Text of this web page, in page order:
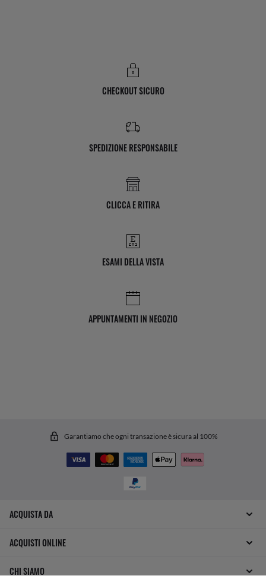
CHECKOUT SICURO
SPEDIZIONE RESPONSABILE
CLICCA E RITIRA
ESAMI DELLA VISTA
APPUNTAMENTI IN NEGOZIO
Garantiamo che ogni transazione è sicura al 100%
ACQUISTA DA
ACQUISTI ONLINE
CHI SIAMO